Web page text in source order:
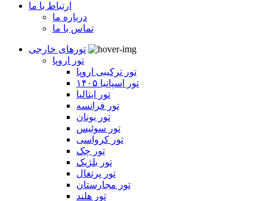
ارتباط با ما
درباره ما
تماس با ما
تورهای خارجی
تور اروپا
تور ترکیبی اروپا
تور اسپانیا ۱۴۰۵
تور ایتالیا
تور فرانسه
تور یونان
تور سوئیس
تور کرواسی
تور چک
تور بلژیک
تور پرتغال
تور مجارستان
تور هلند